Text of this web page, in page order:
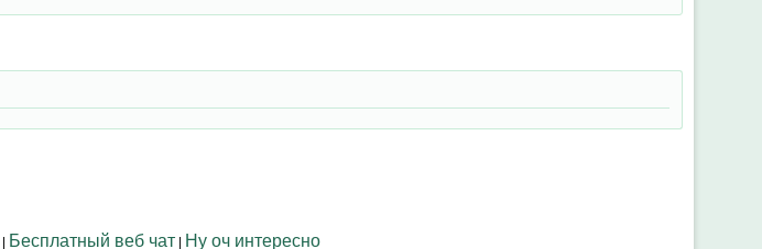
| Бесплатный веб чат | Ну оч интересно